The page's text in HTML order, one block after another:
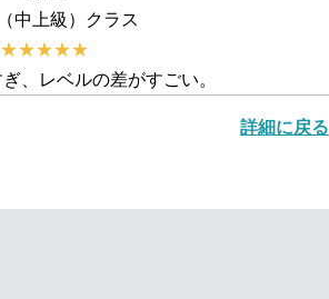
中上級）クラス
★★★★★
、レベルの差がすごい。
詳細に戻る